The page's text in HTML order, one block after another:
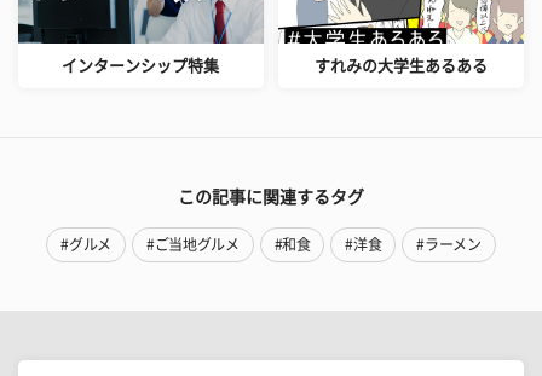
インターンシップ特集 すれみの大学生あるある
この記事に関連するタグ
#グルメ #ご当地グルメ #和食 #洋食 #ラーメン